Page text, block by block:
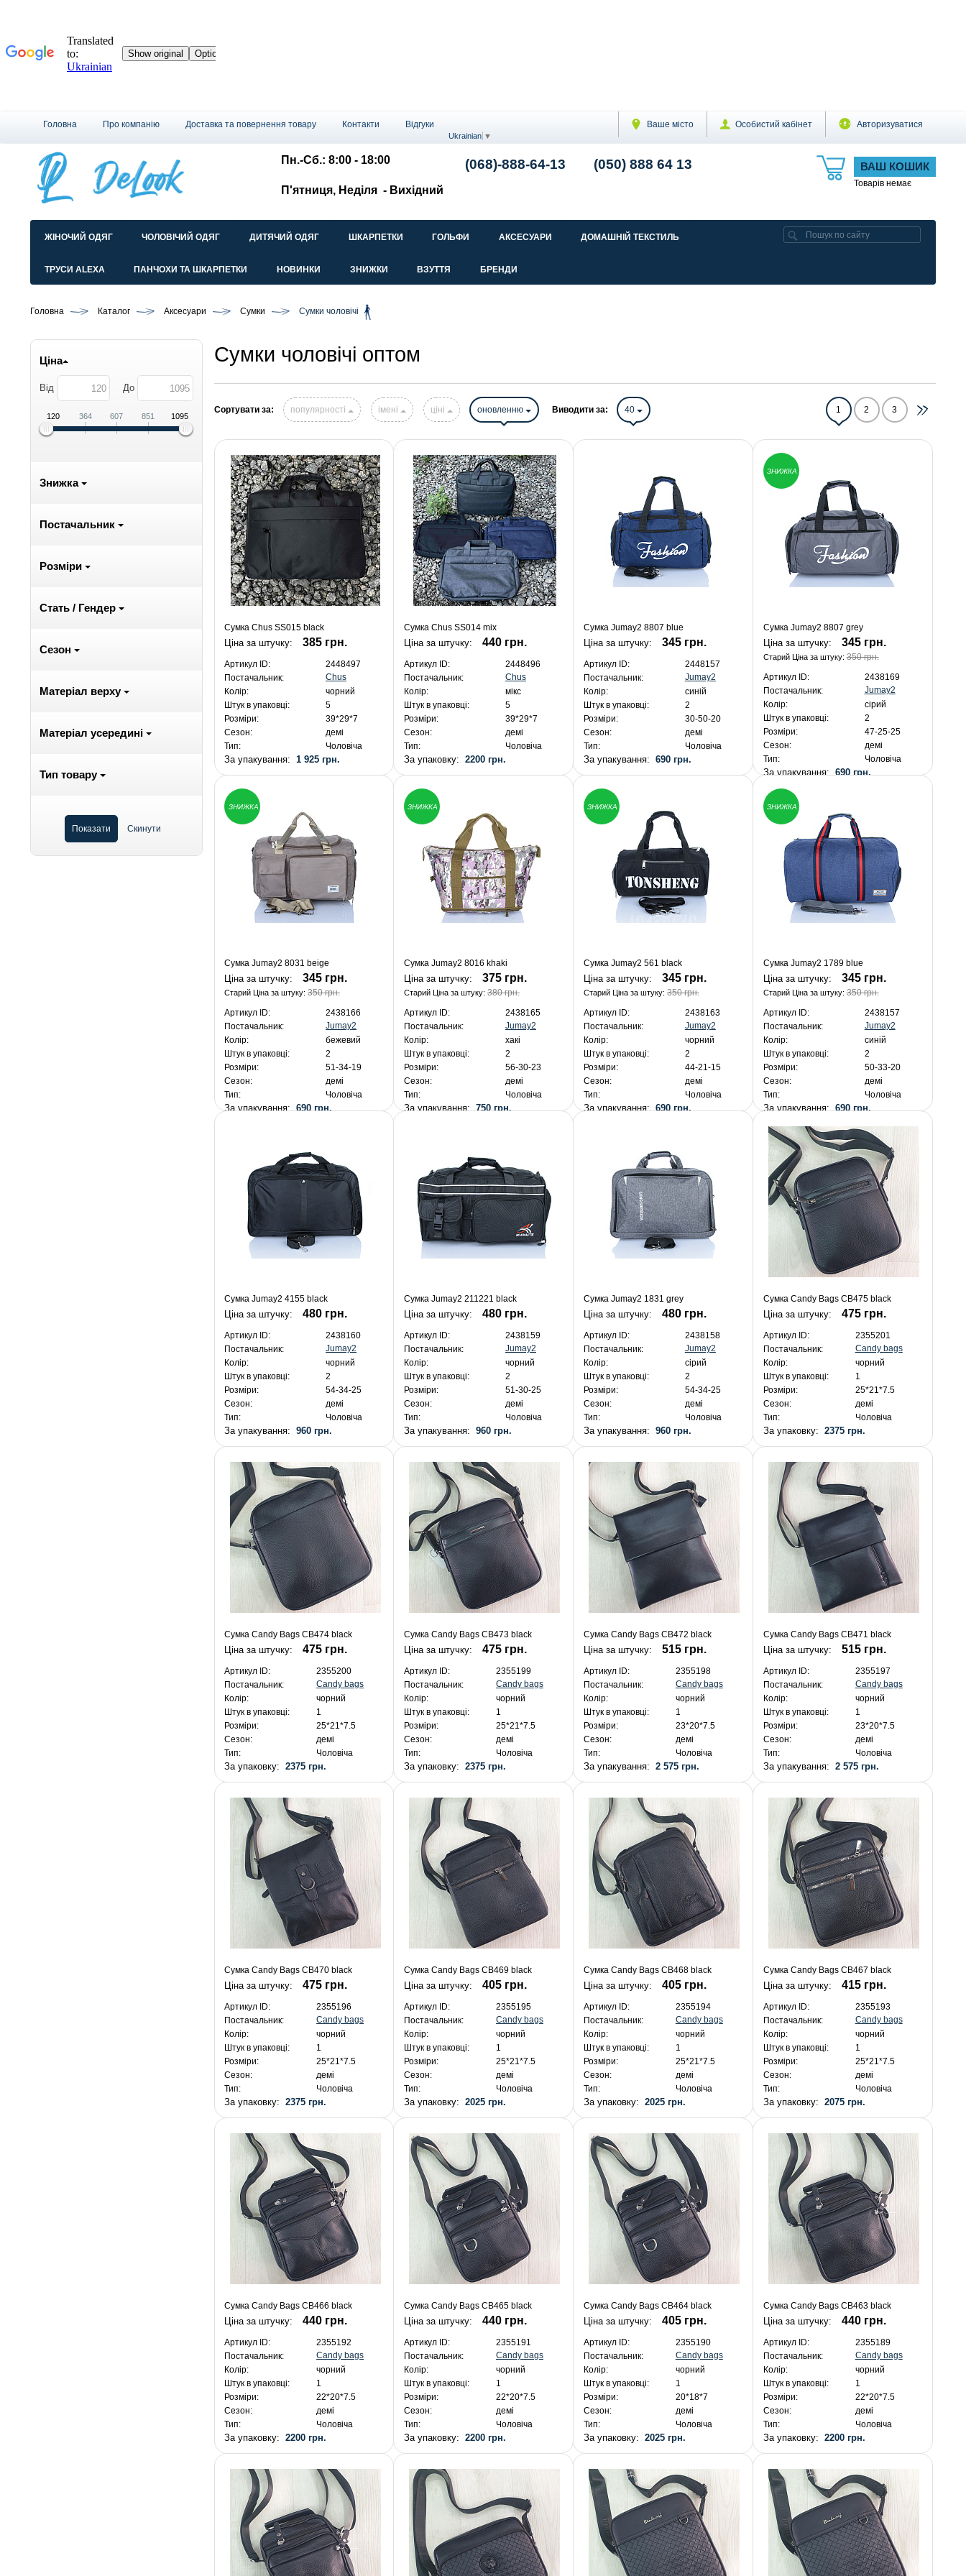
Ваше місто Особистий кабінет Авторизуватися
Головна Про компанію Доставка та повернення товару Контакти Відгуки
Ukrainian ▼
ВАШ КОШИК
Товарів немає
Пн.-Сб.: 8:00 - 18:00
П'ятниця, Неділя - Вихідний
(068)-888-64-13 (050) 888 64 13
ЖІНОЧИЙ ОДЯГ ЧОЛОВІЧИЙ ОДЯГ ДИТЯЧИЙ ОДЯГ ШКАРПЕТКИ ГОЛЬФИ АКСЕСУАРИ ДОМАШНІЙ ТЕКСТИЛЬ
ТРУСИ ALEXA ПАНЧОХИ ТА ШКАРПЕТКИ НОВИНКИ ЗНИЖКИ ВЗУТТЯ БРЕНДИ
Головна Каталог Аксесуари Сумки Сумки чоловічі
Ціна
Від До
120 364 607 851 1095
Знижка
Постачальник
Розміри
Стать / Гендер
Сезон
Матеріал верху
Матеріал усередині
Тип товару
Сумки чоловічі оптом
Сортувати за: популярності імені ціні оновленню Виводити за: 40 1 2 3
Сумка Chus SS015 black
Ціна за штучку: 385 грн.
Артикул ID:
2448497
Постачальник:
Chus
Колір:
чорний
Штук в упаковці:
5
Розміри:
39*29*7
Сезон:
демі
Тип:
Чоловіча
За упакування:1 925 грн.
Сумка Chus SS014 mix
Ціна за штучку: 440 грн.
Артикул ID:
2448496
Постачальник:
Chus
Колір:
мікс
Штук в упаковці:
5
Розміри:
39*29*7
Сезон:
демі
Тип:
Чоловіча
За упаковку: 2200 грн.
Сумка Jumay2 8807 blue
Ціна за штучку: 345 грн.
Артикул ID:
2448157
Постачальник:
Jumay2
Колір:
синій
Штук в упаковці:
2
Розміри:
30-50-20
Сезон:
демі
Тип:
Чоловіча
За упакування: 690 грн.
ЗНИЖКА
Сумка Jumay2 8807 grey
Ціна за штучку: 345 грн.
Старий Ціна за штуку:350 грн.
Артикул ID:
2438169
Постачальник:
Jumay2
Колір:
сірий
Штук в упаковці:
2
Розміри:
47-25-25
Сезон:
демі
Тип:
Чоловіча
За упакування: 690 грн.
ЗНИЖКА
Сумка Jumay2 8031 ​​beige
Ціна за штучку: 345 грн.
Старий Ціна за штуку:350 грн.
Артикул ID:
2438166
Постачальник:
Jumay2
Колір:
бежевий
Штук в упаковці:
2
Розміри:
51-34-19
Сезон:
демі
Тип:
Чоловіча
За упакування:690 грн.
ЗНИЖКА
Сумка Jumay2 8016 khaki
Ціна за штучку: 375 грн.
Старий Ціна за штуку: 380 грн.
Артикул ID:
2438165
Постачальник:
Jumay2
Колір:
хакі
Штук в упаковці:
2
Розміри:
56-30-23
Сезон:
демі
Тип:
Чоловіча
За упакування: 750 грн.
ЗНИЖКА
Сумка Jumay2 561 black
Ціна за штучку: 345 грн.
Старий Ціна за штуку: 350 грн.
Артикул ID:
2438163
Постачальник:
Jumay2
Колір:
чорний
Штук в упаковці:
2
Розміри:
44-21-15
Сезон:
демі
Тип:
Чоловіча
За упакування: 690 грн.
ЗНИЖКА
Сумка Jumay2 1789 blue
Ціна за штучку: 345 грн.
Старий Ціна за штуку:350 грн.
Артикул ID:
2438157
Постачальник:
Jumay2
Колір:
синій
Штук в упаковці:
2
Розміри:
50-33-20
Сезон:
демі
Тип:
Чоловіча
За упакування: 690 грн.
Сумка Jumay2 4155 black
Ціна за штучку: 480 грн.
Артикул ID:
2438160
Постачальник:
Jumay2
Колір:
чорний
Штук в упаковці:
2
Розміри:
54-34-25
Сезон:
демі
Тип:
Чоловіча
За упакування:960 грн.
Сумка Jumay2 211221 black
Ціна за штучку: 480 грн.
Артикул ID:
2438159
Постачальник:
Jumay2
Колір:
чорний
Штук в упаковці:
2
Розміри:
51-30-25
Сезон:
демі
Тип:
Чоловіча
За упакування: 960 грн.
Сумка Jumay2 1831 grey
Ціна за штучку: 480 грн.
Артикул ID:
2438158
Постачальник:
Jumay2
Колір:
сірий
Штук в упаковці:
2
Розміри:
54-34-25
Сезон:
демі
Тип:
Чоловіча
За упакування: 960 грн.
Сумка Candy Bags CB475 black
Ціна за штучку: 475 грн.
Артикул ID:
2355201
Постачальник:
Candy bags
Колір:
чорний
Штук в упаковці:
1
Розміри:
25*21*7.5
Сезон:
демі
Тип:
Чоловіча
За упаковку: 2375 грн.
Сумка Candy Bags CB474 black
Ціна за штучку: 475 грн.
Артикул ID:
2355200
Постачальник:
Candy bags
Колір:
чорний
Штук в упаковці:
1
Розміри:
25*21*7.5
Сезон:
демі
Тип:
Чоловіча
За упаковку:2375 грн.
Сумка Candy Bags CB473 black
Ціна за штучку: 475 грн.
Артикул ID:
2355199
Постачальник:
Candy bags
Колір:
чорний
Штук в упаковці:
1
Розміри:
25*21*7.5
Сезон:
демі
Тип:
Чоловіча
За упаковку: 2375 грн.
Сумка Candy Bags CB472 black
Ціна за штучку: 515 грн.
Артикул ID:
2355198
Постачальник:
Candy bags
Колір:
чорний
Штук в упаковці:
1
Розміри:
23*20*7.5
Сезон:
демі
Тип:
Чоловіча
За упакування: 2 575 грн.
Сумка Candy Bags CB471 black
Ціна за штучку: 515 грн.
Артикул ID:
2355197
Постачальник:
Candy bags
Колір:
чорний
Штук в упаковці:
1
Розміри:
23*20*7.5
Сезон:
демі
Тип:
Чоловіча
За упакування: 2 575 грн.
Сумка Candy Bags CB470 black
Ціна за штучку: 475 грн.
Артикул ID:
2355196
Постачальник:
Candy bags
Колір:
чорний
Штук в упаковці:
1
Розміри:
25*21*7.5
Сезон:
демі
Тип:
Чоловіча
За упаковку:2375 грн.
Сумка Candy Bags CB469 black
Ціна за штучку: 405 грн.
Артикул ID:
2355195
Постачальник:
Candy bags
Колір:
чорний
Штук в упаковці:
1
Розміри:
25*21*7.5
Сезон:
демі
Тип:
Чоловіча
За упаковку: 2025 грн.
Сумка Candy Bags CB468 black
Ціна за штучку: 405 грн.
Артикул ID:
2355194
Постачальник:
Candy bags
Колір:
чорний
Штук в упаковці:
1
Розміри:
25*21*7.5
Сезон:
демі
Тип:
Чоловіча
За упаковку: 2025 грн.
Сумка Candy Bags CB467 black
Ціна за штучку: 415 грн.
Артикул ID:
2355193
Постачальник:
Candy bags
Колір:
чорний
Штук в упаковці:
1
Розміри:
25*21*7.5
Сезон:
демі
Тип:
Чоловіча
За упаковку: 2075 грн.
Сумка Candy Bags CB466 black
Ціна за штучку: 440 грн.
Артикул ID:
2355192
Постачальник:
Candy bags
Колір:
чорний
Штук в упаковці:
1
Розміри:
22*20*7.5
Сезон:
демі
Тип:
Чоловіча
За упаковку:2200 грн.
Сумка Candy Bags CB465 black
Ціна за штучку: 440 грн.
Артикул ID:
2355191
Постачальник:
Candy bags
Колір:
чорний
Штук в упаковці:
1
Розміри:
22*20*7.5
Сезон:
демі
Тип:
Чоловіча
За упаковку: 2200 грн.
Сумка Candy Bags CB464 black
Ціна за штучку: 405 грн.
Артикул ID:
2355190
Постачальник:
Candy bags
Колір:
чорний
Штук в упаковці:
1
Розміри:
20*18*7
Сезон:
демі
Тип:
Чоловіча
За упаковку: 2025 грн.
Сумка Candy Bags CB463 black
Ціна за штучку: 440 грн.
Артикул ID:
2355189
Постачальник:
Candy bags
Колір:
чорний
Штук в упаковці:
1
Розміри:
22*20*7.5
Сезон:
демі
Тип:
Чоловіча
За упаковку: 2200 грн.